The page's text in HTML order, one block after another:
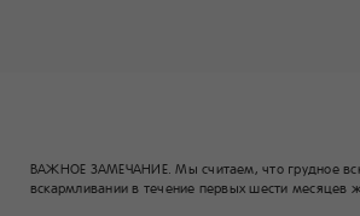
ВАЖНОЕ ЗАМЕЧАНИЕ. Мы считаем, что грудное
вскармливании в течение первых шести месяцев